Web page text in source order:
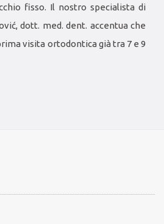
fisso. Il nostro specialista di
dott. med. dent. accentua che
visita ortodontica già tra 7 e 9